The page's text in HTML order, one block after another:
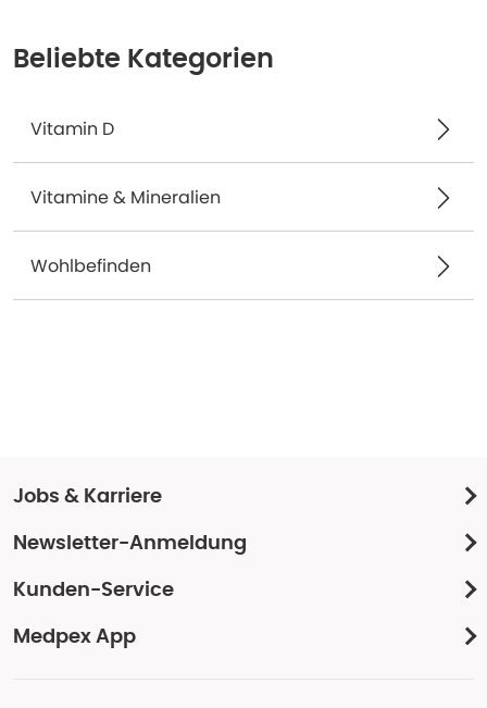
Beliebte Kategorien
Vitamin D
Vitamine & Mineralien
Wohlbefinden
Jobs & Karriere
Newsletter-Anmeldung
Kunden-Service
Medpex App